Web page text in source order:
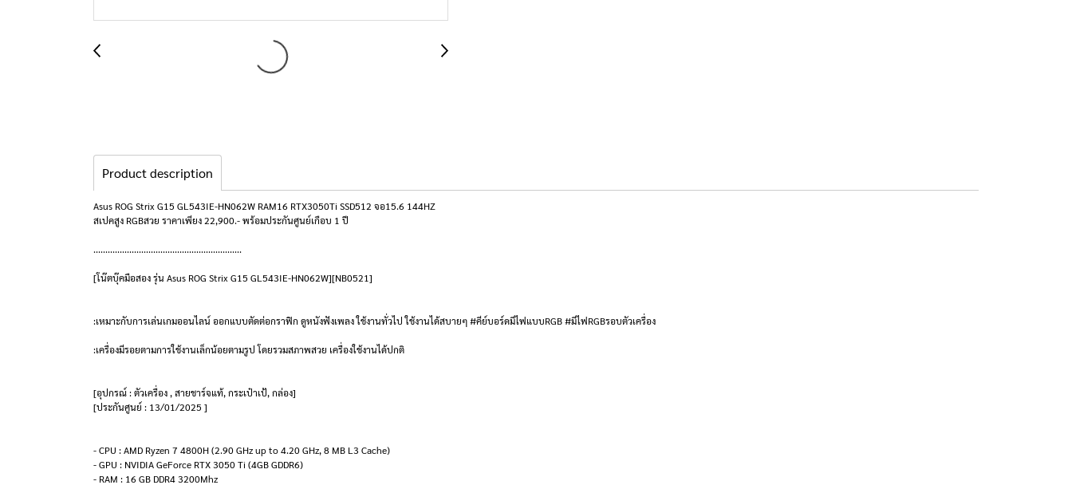
Product description
Asus ROG Strix G15 GL543IE-HN062W RAM16 RTX3050Ti SSD512 จอ15.6 144HZ
สเปคสูง RGBสวย ราคาเพียง 22,900.- พร้อมประกันศูนย์เกือบ 1 ปี
..............................................................
[โน๊ตบุ๊คมือสอง รุ่น Asus ROG Strix G15 GL543IE-HN062W][NB0521]
:เหมาะกับการเล่นเกมออนไลน์ ออกแบบตัดต่อกราฟิก ดูหนังฟังเพลง ใช้งานทั่วไป ใช้งานได้สบายๆ #คีย์บอร์ดมีไฟแบบRGB #มีไฟRGBรอบตัวเครื่อง
:เครื่องมีรอยตามการใช้งานเล็กน้อยตามรูป โดยรวมสภาพสวย เครื่องใช้งานได้ปกติ
[อุปกรณ์ : ตัวเครื่อง , สายชาร์จแท้, กระเป๋าเป้, กล่อง]
[ประกันศูนย์ : 13/01/2025 ]
- CPU : AMD Ryzen 7 4800H (2.90 GHz up to 4.20 GHz, 8 MB L3 Cache)
- GPU : NVIDIA GeForce RTX 3050 Ti (4GB GDDR6)
- RAM : 16 GB DDR4 3200Mhz